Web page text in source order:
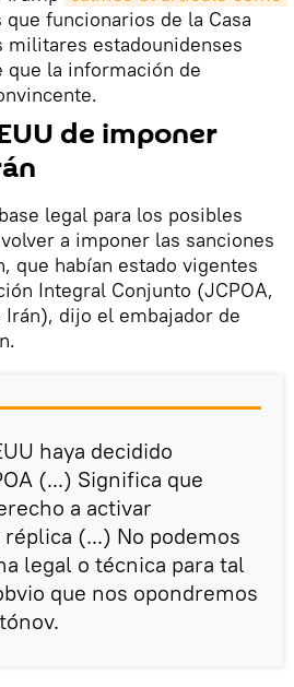
funcionarios de la Casa
militares estadounidenses
la información de
de imponer
legal para los posibles
a imponer las sanciones
que habían estado vigentes
Integral Conjunto (JCPOA,
dijo el embajador de
haya decidido
(...) Significa que
a activar
(...) No podemos
legal o técnica para tal
que nos opondremos